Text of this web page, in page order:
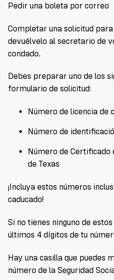
Pedir una boleta por correo
Completar una solicitud
devuélvelo al secretario de
condado.
Debes preparar uno de los
formulario de solicitud:
Número de licencia de
Número de
Número de
de Texas
¡Incluya estos números
caducado!
Si no tienes ninguno de
últimos 4 dígitos de tu
Hay una casilla que puedes
número de la Seguridad